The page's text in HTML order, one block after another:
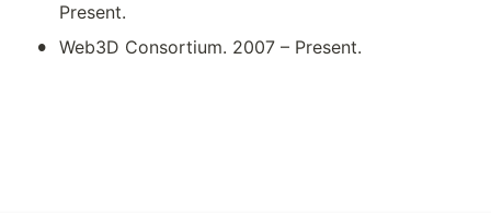
Present.
• Web3D Consortium. 2007 – Present.